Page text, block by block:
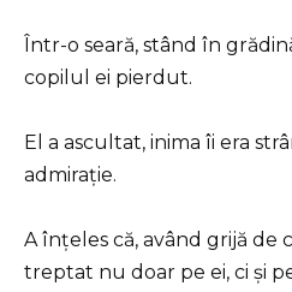
Într-o seară, stând în
copilul ei pierdut.
El a ascultat, inima îi era
admirație.
A înțeles că, având grijă de
treptat nu doar pe ei, ci și